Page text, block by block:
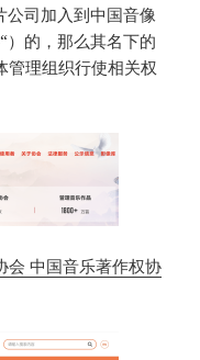
公司加入到中国音像
）的，那么其名下的
管理组织行使相关权
会 中国音乐著作权协